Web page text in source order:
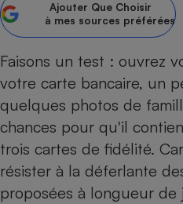
Ajouter Que Choisir
à mes sources préférées
Faisons un test : ouvrez
votre carte bancaire, un
quelques photos de
chances pour qu'il
trois cartes de fidélité.
résister à la déferlante
proposées à longueur de
Tous les comparateurs
Toutes les cartes
Speedtest
connexion